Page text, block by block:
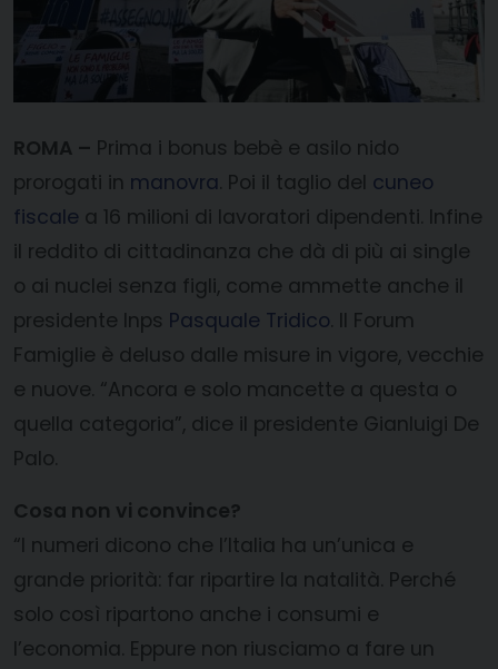
ROMA – Prima i bonus bebè e asilo nido
prorogati in manovra . Poi il taglio del cuneo
fiscale a 16 milioni di lavoratori dipendenti. Infine
il reddito di cittadinanza che dà di più ai single
o ai nuclei senza figli, come ammette anche il
presidente Inps Pasquale Tridico . Il Forum
Famiglie è deluso dalle misure in vigore, vecchie
e nuove. “Ancora e solo mancette a questa o
quella categoria”, dice il presidente Gianluigi De
Palo.
Cosa non vi convince?
“I numeri dicono che l’Italia ha un’unica e
grande priorità: far ripartire la natalità. Perché
solo così ripartono anche i consumi e
l’economia. Eppure non riusciamo a fare un